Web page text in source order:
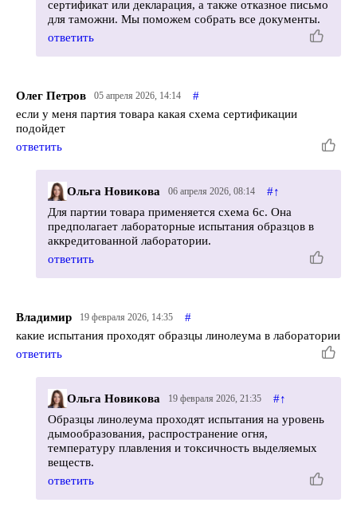
сертификат или декларация, а также отказное письмо
для таможни. Мы поможем собрать все документы.
ответить
Олег Петров 05 апреля 2026, 14:14
#
если у меня партия товара какая схема сертификации
подойдет
ответить
Ольга Новикова 06 апреля 2026, 08:14 #↑
Для партии товара применяется схема 6с. Она
предполагает лабораторные испытания образцов в
аккредитованной лаборатории.
ответить
Владимир 19 февраля 2026, 14:35
#
какие испытания проходят образцы линолеума в лаборатории
ответить
Ольга Новикова 19 февраля 2026, 21:35 #↑
Образцы линолеума проходят испытания на уровень
дымообразования, распространение огня,
температуру плавления и токсичность выделяемых
веществ.
ответить